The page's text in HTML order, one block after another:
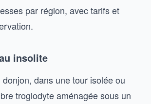
par région, avec tarifs et
insolite
dans une tour isolée ou
troglodyte aménagée sous un